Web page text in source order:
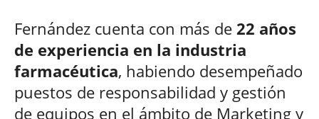
Fernández cuenta con más de 22 años
de experiencia en la industria
farmacéutica, habiendo desempeñado
puestos de responsabilidad y gestión
de equipos en el ámbito de Marketing y